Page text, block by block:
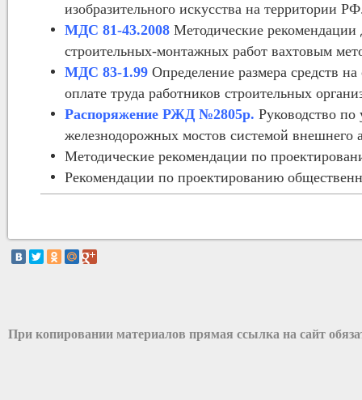
изобразительного искусства на территории
МДС 81-43.2008 Методические рекомендации
строительных-монтажных работ вахтовым
МДС 83-1.99 Определение размера средств
оплате труда работников строительных
Распоряжение РЖД №2805р. Руководство
железнодорожных мостов системой внешнего
Методические рекомендации по
Рекомендации по проектированию
При копировании материалов прямая ссылка на сайт